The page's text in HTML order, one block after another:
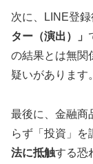
次に、LINE登
ター（演出）」
の結果とは無関
疑いがあります。
最後に、金融商
らず「投資」を
法に抵触する恐